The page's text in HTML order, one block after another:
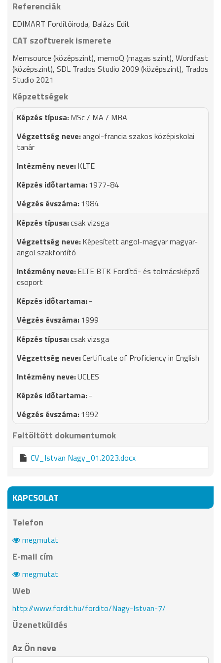
Referenciák
EDIMART Fordítóiroda, Balázs Edit
CAT szoftverek ismerete
Memsource (középszint), memoQ (magas szint), Wordfast
(középszint), SDL Trados Studio 2009 (középszint), Trados
Studio 2021
Képzettségek
MSc / MA / MBA
angol-francia szakos középiskolai
tanár
KLTE
1977-84
1984
csak vizsga
Képesített angol-magyar magyar-
angol szakfordító
ELTE BTK Fordító- és tolmácsképző
csoport
-
1999
csak vizsga
Certificate of Proficiency in English
UCLES
-
1992
Feltöltött dokumentumok
CV_Istvan Nagy_01.2023.docx
KAPCSOLAT
Telefon
megmutat
E-mail cím
megmutat
Web
http://www.fordit.hu/fordito/Nagy-Istvan-7/
Üzenetküldés
Az Ön neve